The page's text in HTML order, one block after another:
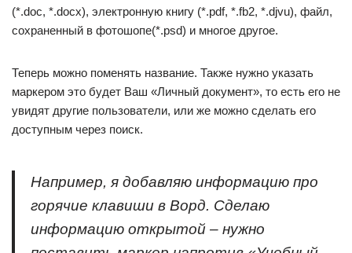
(*.doc, *.docx), электронную книгу (*.pdf, *.fb2, *.djvu), файл,
сохраненный в фотошопе(*.psd) и многое другое.
Теперь можно поменять название. Также нужно указать
маркером это будет Ваш «Личный документ», то есть его не
увидят другие пользователи, или же можно сделать его
доступным через поиск.
Например, я добавляю информацию про
горячие клавиши в Ворд. Сделаю
информацию открытой – нужно